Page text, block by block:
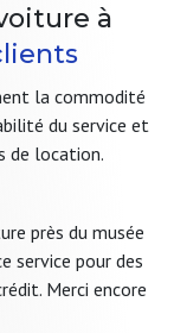
à
la commodité
du service et
de location.
près du musée
service pour des
Merci encore